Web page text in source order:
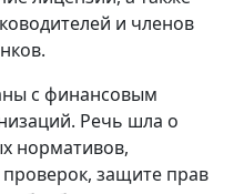
и членов
с финансовым
Речь шла о
нормативов,
защите прав